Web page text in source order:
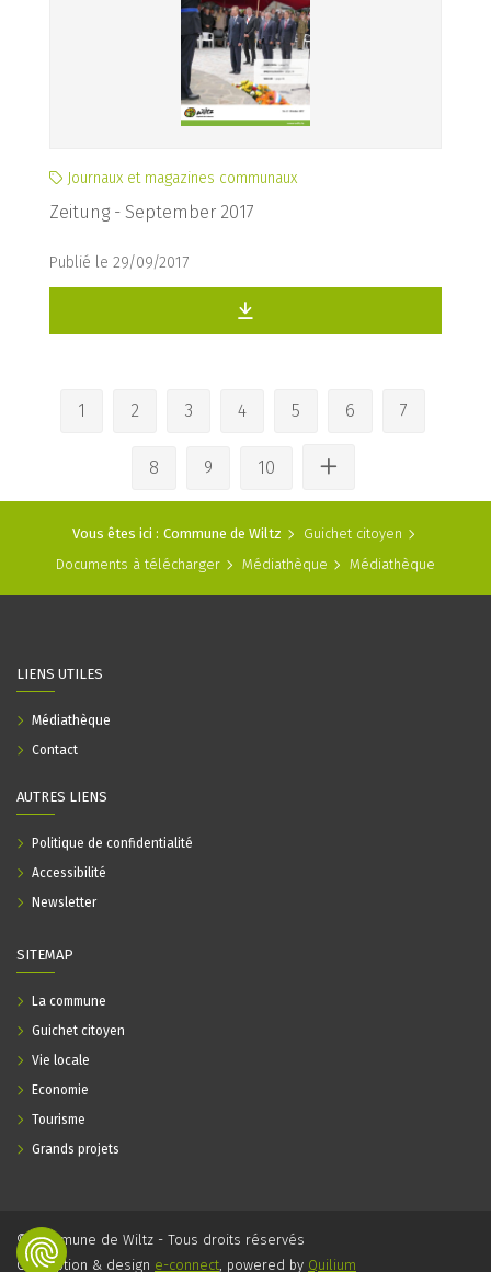
Journaux et magazines communaux
Zeitung - September 2017
Publié le 29/09/2017
1 2 3 4 5 6 7
8 9 10
Vous êtes ici : Commune de Wiltz
Guichet citoyen
Documents à télécharger
Médiathèque Médiathèque
SITEMAP
La commune
Guichet citoyen
Vie locale
Economie
Tourisme
Grands projets
LIENS UTILES
Médiathèque
Contact
AUTRES LIENS
Politique de confidentialité
Accessibilité
Newsletter
© Commune de Wiltz - Tous droits réservés
Conception & design e-connect, powered by Quilium